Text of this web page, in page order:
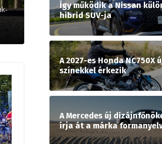
Így működik a Nissan
hibrid SUV-ja
A 2027-es Honda NC750X
színekkel érkezik
A Mercedes új
írja át a márka